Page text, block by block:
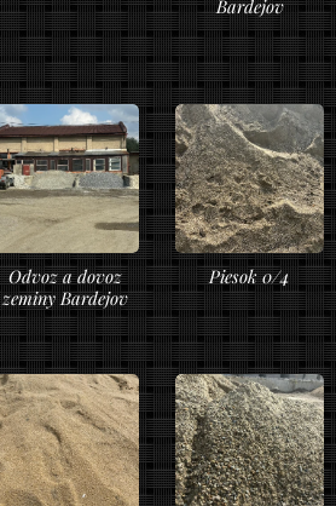
Bardejov
Odvoz a dovoz
zeminy Bardejov
Piesok 0/4